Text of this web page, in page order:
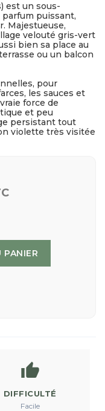
est un sous-
puissant,
Majestueuse,
velouté gris-vert
bien sa place au
ou un balcon
pour
les sauces et
force de
et peu
persistant tout
violette très visitée
PANIER

DIFFICULTÉ
Facile